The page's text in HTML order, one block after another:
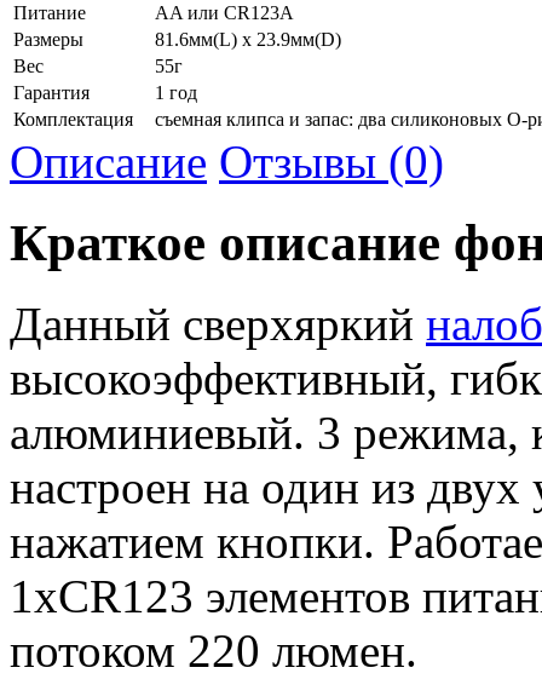
Питание
AA или CR123A
Размеры
81.6мм(L) x 23.9мм(D)
Вес
55г
Гарантия
1 год
Комплектация
съемная клипса и запас: два силиконовых О-
Описание Отзывы (0)
Краткое описание
Данный сверхяркий
высокоэффективный,
алюминиевый. 3 режима,
настроен на один из
нажатием кнопки.
1хCR123 элементов
потоком 220 люмен.